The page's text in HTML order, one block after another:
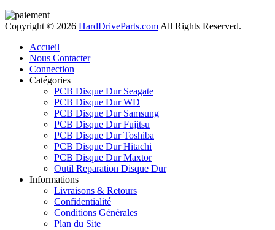
Copyright © 2026 HardDriveParts.com All Rights Reserved.
Accueil
Nous Contacter
Connection
Catégories
PCB Disque Dur Seagate
PCB Disque Dur WD
PCB Disque Dur Samsung
PCB Disque Dur Fujitsu
PCB Disque Dur Toshiba
PCB Disque Dur Hitachi
PCB Disque Dur Maxtor
Outil Reparation Disque Dur
Informations
Livraisons & Retours
Confidentialité
Conditions Générales
Plan du Site